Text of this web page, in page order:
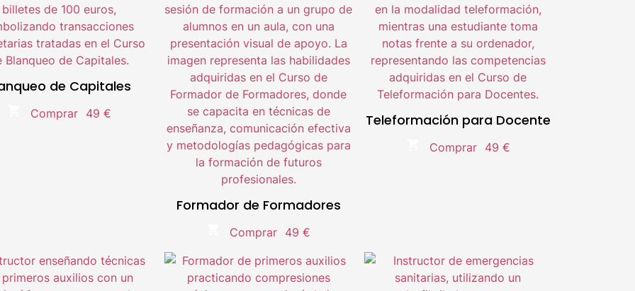
en el sector e-Learning.
Metodología 100% Online
Temario actualizado.
de Capitales
Comprar 49 €
Líder en el sector e-Learning.
Metodología 100% Online
Temario actualizado.
Compra segura.
Doble titulación Universitaria
Formador de Formadores
Comprar 49 €
Líder en el sector e-Learning.
Metodología 100% Online
Temario actualizado.
Compra segura.
Teleformación para Docente
Comprar 49 €
en el sector e-Learning. Líder en el sector e-Learning. Líder en el sector e-Learning.